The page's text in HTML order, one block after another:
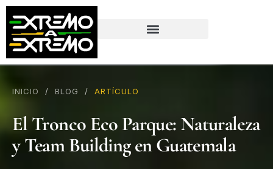
contenido
INICIO / BLOG / ARTÍCULO
El Tronco Eco Parque: Naturaleza
y Team Building en Guatemala